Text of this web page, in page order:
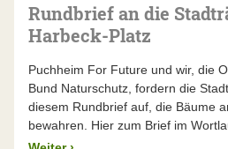
Rundbrief an die
Harbeck-Platz
Puchheim For Future und wir, die
Bund Naturschutz, fordern die
diesem Rundbrief auf, die Bäume
bewahren. Hier zum Brief im